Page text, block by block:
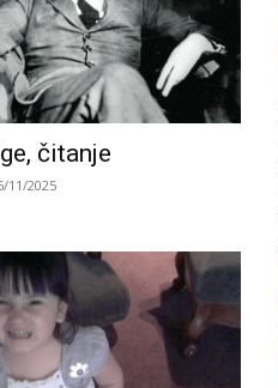
čitanje
11/2025